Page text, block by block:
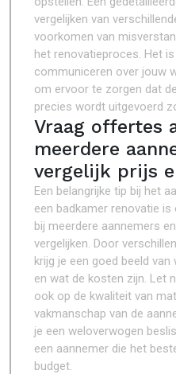
vergelijken van
voorkomen van
het renovatieproces. Het
communiceren over jouw
om ervoor te zorgen dat
precies wordt uitgevoerd
Vraag offertes
meerdere
vergelijk prijs
Een belangrijke tip bij het
een badkamer renovatie
bij meerdere aannemers
vergelijken. Door
krijg je een goed beeld
en wat de kosten zijn. Let
ook op de kwaliteit van
vakmanschap van de
je een weloverwogen
een aannemer die het
budget.